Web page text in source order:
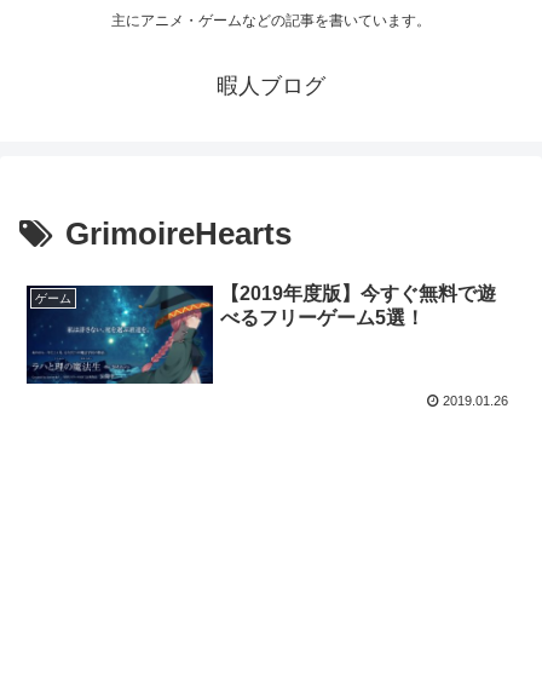
主にアニメ・ゲームなどの記事を書いています。
暇人ブログ
GrimoireHearts
ゲーム
【2019年度版】今すぐ無料で遊
べるフリーゲーム5選！
2019.01.26